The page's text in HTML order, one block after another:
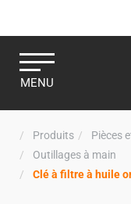
MENU
Produits Pièces
Outillages à main
Clé à filtre à huile